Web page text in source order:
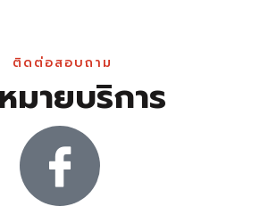
ติดต่อสอบถาม
มายบริการ